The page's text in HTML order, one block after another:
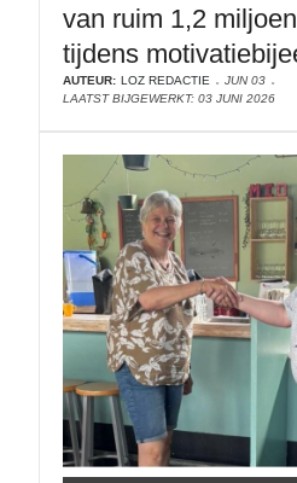
van ruim 1,2
tijdens
AUTEUR: LOZ REDACTIE
JUN 03
LAATST BIJGEWERKT: 03 JUNI 2026